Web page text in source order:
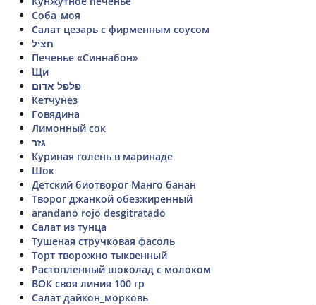
Соба_моя
Салат цезарь с фирменным соусом
חציל
Печенье «Синнабон»
Щи
פלפל אדום
Кетчунез
Говядина
Лимонный сок
גזר
Куриная голень в маринаде
Шок
Детский биотворог Манго банан
Творог джанкой обезжиренный
arandano rojo desgitratado
Салат из тунца
Тушеная стручковая фасоль
Торт творожно тыквенный
Растопленный шоколад с молоком
ВОК своя линия 100 гр
Салат дайкон_морковь